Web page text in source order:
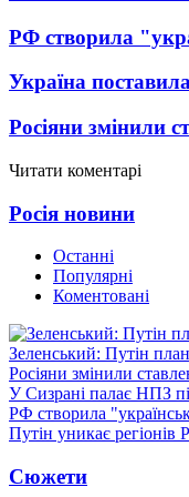
РФ створила
Україна
Росіяни змінили
Читати коментарі
Росія новини
Останні
Популярні
Коментовані
Зеленський: Путін
Росіяни змінили
У Сизрані палає НПЗ
РФ створила
Путін уникає
Сюжети